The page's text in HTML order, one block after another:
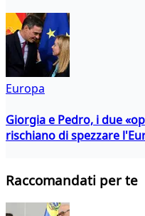
Europa
Giorgia e Pedro, i due
rischiano di spezzare
Raccomandati per te